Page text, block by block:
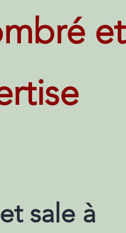
et
sale à